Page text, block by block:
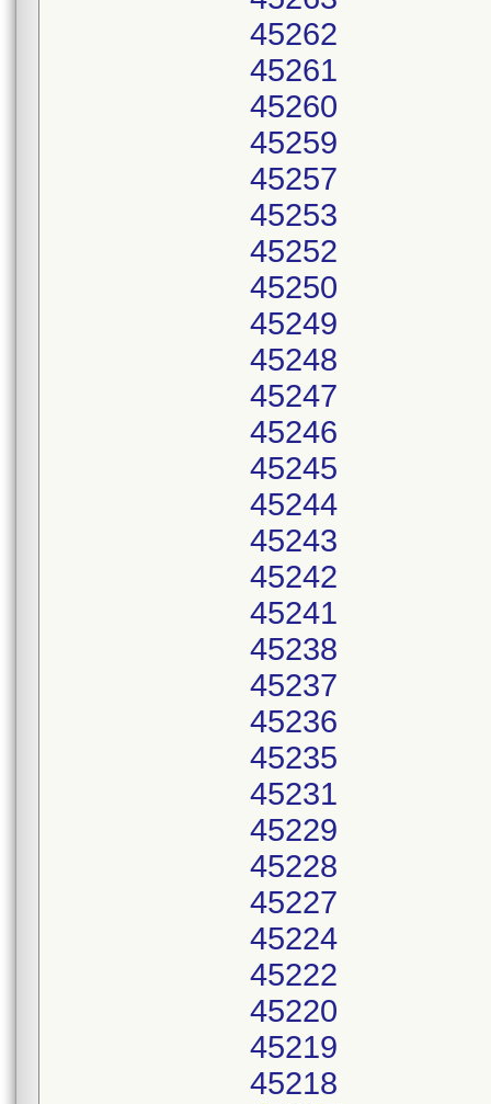
45262
45261
45260
45259
45257
45253
45252
45250
45249
45248
45247
45246
45245
45244
45243
45242
45241
45238
45237
45236
45235
45231
45229
45228
45227
45224
45222
45220
45219
45218